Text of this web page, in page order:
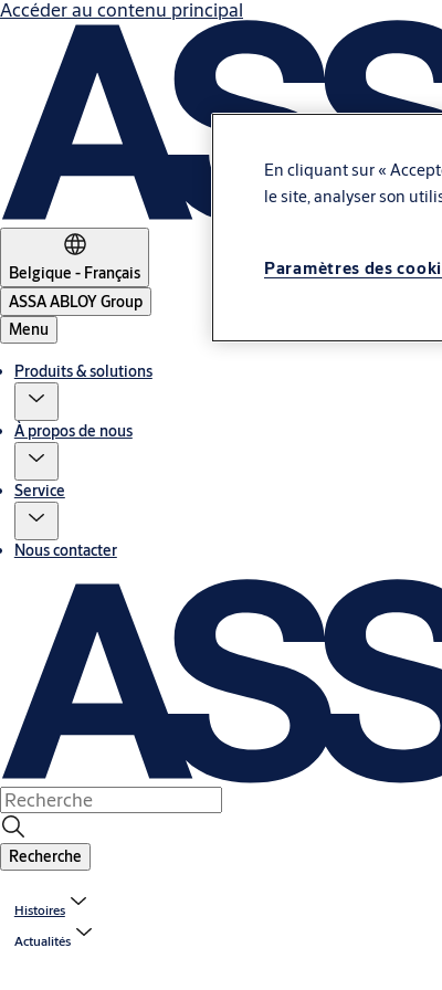
Accéder au contenu principal
Belgique - Français
ASSA ABLOY Group
Menu
Produits & solutions
À propos de nous
Service
Nous contacter
Recherche
Histoires
Actualités
En cliquant sur «
le site, analyser son
Paramètres des